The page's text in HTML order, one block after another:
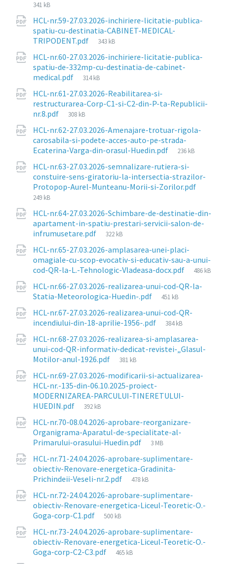
341 kB
HCL-nr.59-27.03.2026-inchiriere-licitatie-publica-
spatiu-cu-destinatia-CABINET-MEDICAL-
TRIPODENT.pdf
File
343 kB
HCL-nr.60-27.03.2026-inchiriere-licitatie-publica-
spatiu-de-332mp-cu-destinatia-de-cabinet-
medical.pdf
File
314 kB
HCL-nr.61-27.03.2026-Reabilitarea-si-
restructurarea-Corp-C1-si-C2-din-P-ta-Republicii-
nr.8.pdf
File
308 kB
HCL-nr.62-27.03.2026-Amenajare-trotuar-rigola-
carosabila-si-podete-acces-auto-pe-strada-
Ecaterina-Varga-din-orasul-Huedin.pdf
File
236 kB
HCL-nr.63-27.03.2026-semnalizare-rutiera-si-
constuire-sens-giratoriu-la-intersectia-strazilor-
Protopop-Aurel-Munteanu-Morii-si-Zorilor.pdf
249 kB
HCL-nr.64-27.03.2026-Schimbare-de-destinatie-din-
apartament-in-spatiu-prestari-servicii-salon-de-
infrumusetare.pdf
File
322 kB
HCL-nr.65-27.03.2026-amplasarea-unei-placi-
omagiale-cu-scop-evocativ-si-educativ-sau-a-unui-
cod-QR-la-L.-Tehnologic-Vladeasa-docx.pdf
File
486 kB
HCL-nr.66-27.03.2026-realizarea-unui-cod-QR-la-
Statia-Meteorologica-Huedin-.pdf
File
451 kB
HCL-nr.67-27.03.2026-realizarea-unui-cod-QR-
incendiului-din-18-aprilie-1956-.pdf
File
384 kB
HCL-nr.68-27.03.2026-realizarea-si-amplasarea-
unui-cod-QR-informativ-dedicat-revistei-„Glasul-
Motilor-anul-1926.pdf
File
381 kB
HCL-nr.69-27.03.2026-modificarii-si-actualizarea-
HCL-nr.-135-din-06.10.2025-proiect-
MODERNIZAREA-PARCULUI-TINERETULUI-
HUEDIN.pdf
File
392 kB
HCL-nr.70-08.04.2026-aprobare-reorganizare-
Organigrama-Aparatul-de-specialitate-al-
Primarului-orasului-Huedin.pdf
File
3 MB
HCL-nr.71-24.04.2026-aprobare-suplimentare-
obiectiv-Renovare-energetica-Gradinita-
Prichindeii-Veseli-nr.2.pdf
File
478 kB
HCL-nr.72-24.04.2026-aprobare-suplimentare-
obiectiv-Renovare-energetica-Liceul-Teoretic-O.-
Goga-corp-C1.pdf
File
500 kB
HCL-nr.73-24.04.2026-aprobare-suplimentare-
obiectiv-Renovare-energetica-Liceul-Teoretic-O.-
Goga-corp-C2-C3.pdf
File
465 kB